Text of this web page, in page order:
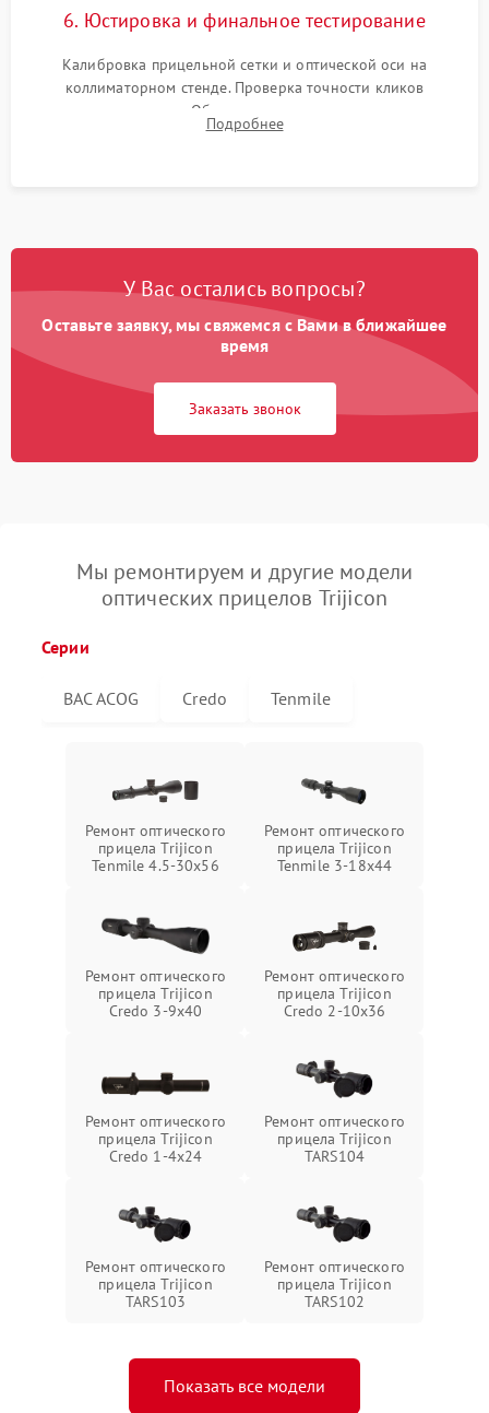
6. Юстировка и финальное тестирование
Калибровка прицельной сетки и оптической оси на
коллиматорном стенде. Проверка точности кликов
механизма поправок. Обязательное испытание прицела на
ударном стенде для проверки устойчивости к отдаче и
Подробнее
У Вас остались вопросы?
Оставьте заявку, мы свяжемся с Вами в ближайшее
время
Заказать звонок
Мы ремонтируем и другие модели
оптических прицелов Trijicon
Серии
BAC ACOG Credo Tenmile
Ремонт оптического
прицела Trijicon
Tenmile 4.5-30x56
Ремонт оптического
прицела Trijicon
Tenmile 3-18x44
Ремонт оптического
прицела Trijicon
Credo 3-9x40
Ремонт оптического
прицела Trijicon
Credo 2-10x36
Ремонт оптического
прицела Trijicon
Credo 1-4x24
Ремонт оптического
прицела Trijicon
TARS104
Ремонт оптического
прицела Trijicon
TARS103
Ремонт оптического
прицела Trijicon
TARS102
Показать все модели